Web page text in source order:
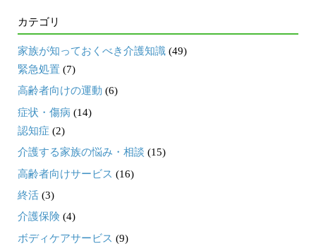
カテゴリ
家族が知っておくべき介護知識 (49)
緊急処置 (7)
高齢者向けの運動 (6)
症状・傷病 (14)
認知症 (2)
介護する家族の悩み・相談 (15)
高齢者向けサービス (16)
終活 (3)
介護保険 (4)
ボディケアサービス (9)